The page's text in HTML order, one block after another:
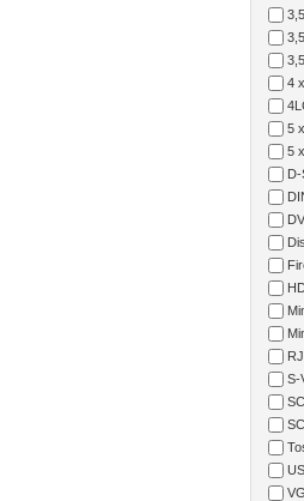
4
5
5
D-
S-
SC